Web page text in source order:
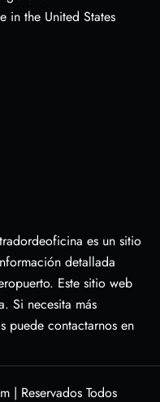
in the United States
es un sitio
detallada
Este sitio web
Si necesita más
puede contactarnos en
| Reservados Todos